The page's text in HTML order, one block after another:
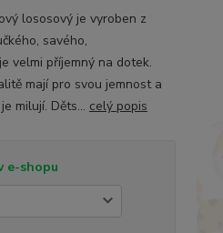
lososový je vyroben z
savého,
velmi příjemný na dotek.
mají pro svou jemnost a
milují. Děts... celý popis
e-shopu